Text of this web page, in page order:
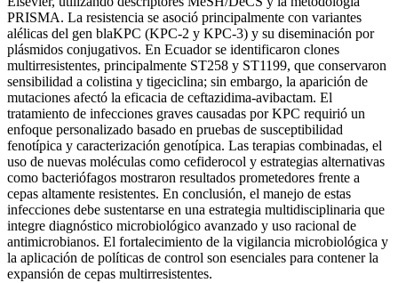
PRISMA. La resistencia se asoció principalmente con variantes
alélicas del gen blaKPC (KPC-2 y KPC-3) y su diseminación por
plásmidos conjugativos. En Ecuador se identificaron clones
multirresistentes, principalmente ST258 y ST1199, que conservaron
sensibilidad a colistina y tigeciclina; sin embargo, la aparición de
mutaciones afectó la eficacia de ceftazidima-avibactam. El
tratamiento de infecciones graves causadas por KPC requirió un
enfoque personalizado basado en pruebas de susceptibilidad
fenotípica y caracterización genotípica. Las terapias combinadas, el
uso de nuevas moléculas como cefiderocol y estrategias alternativas
como bacteriófagos mostraron resultados prometedores frente a
cepas altamente resistentes. En conclusión, el manejo de estas
infecciones debe sustentarse en una estrategia multidisciplinaria que
integre diagnóstico microbiológico avanzado y uso racional de
antimicrobianos. El fortalecimiento de la vigilancia microbiológica y
la aplicación de políticas de control son esenciales para contener la
expansión de cepas multirresistentes.